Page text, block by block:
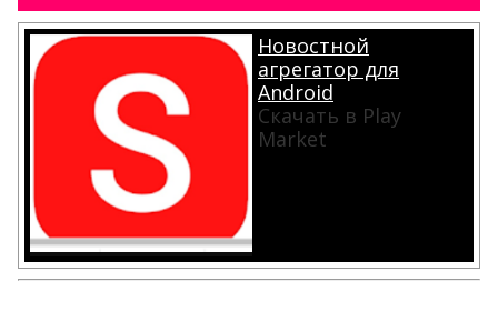
Новостной
агрегатор для
Android
Скачать в Play
Market